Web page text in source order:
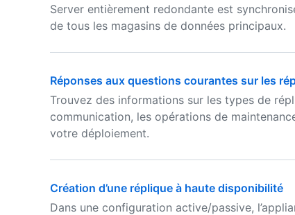
Server entièrement redondante est
de tous les magasins de données principaux.
Réponses aux questions courantes sur les
Trouvez des informations sur les types de
communication, les opérations de
votre déploiement.
Création d’une réplique à haute disponibilité
Dans une configuration active/passive,